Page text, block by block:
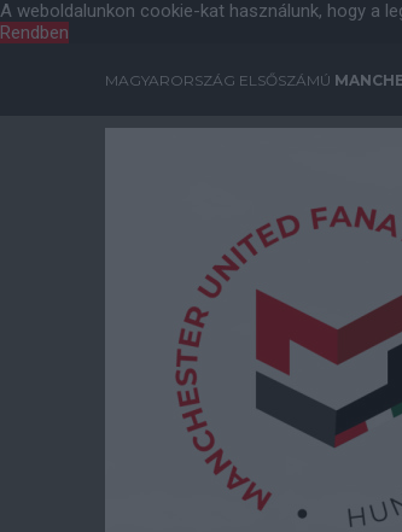
A weboldalunkon cookie-kat használunk, hogy a
Rendben
MAGYARORSZÁG ELSŐSZÁMÚ